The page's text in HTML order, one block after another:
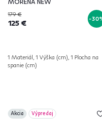
179 €
125 € -
1 Materiál, 1 Výška (cm), 1 Plocha na
spanie (cm)
Akcia Výpredaj